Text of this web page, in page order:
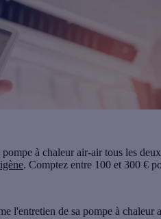
à chaleur air-air tous les
. Comptez entre 100 et 300 €
l'entretien de sa pompe à